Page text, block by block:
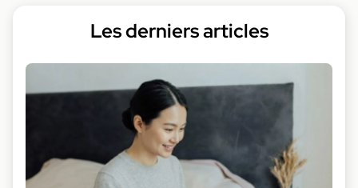
Les derniers articles